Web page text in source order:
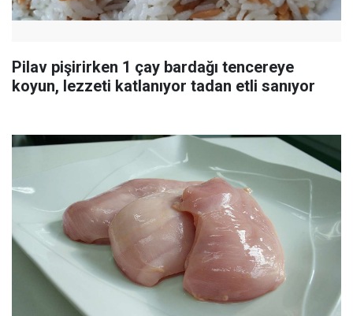
Pilav pişirirken 1 çay bardağı tencereye
koyun, lezzeti katlanıyor tadan etli sanıyor